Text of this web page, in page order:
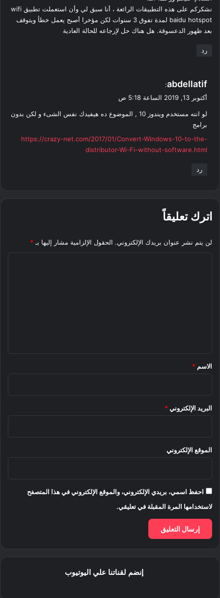
نشكركم على هذه التطبيقات الرائعة ، أنا سبق لي وأن استعملت تطبيق wifi
baidu hotspot لمدة تفوق 3 سنوات لكن مؤخرا أصبح يعمل خطأ ويتوقف
بعد ظهور الدعسوقة. هل هناك حل لإرجاعه للحالة العادية
رد
ي
ق
ل
abdellatif
:
أكتوبر 13, 2019 الساعة 5:18 ص
لو انته مستخدم ويندوز 10 , الموضوع ده هيفيدك نفس الشىء و لكن بدون
برامج
https://crazy-net.com/2017/01/Convert-Windows-10-to-the-
distributor-Wi-Fi-without-software.html
رد
اترك تعليقاً
لن يتم نشر عنوان بريدك الإلكتروني. الحقول الإلزامية مشار إليها بـ *
*
الاسم *
البريد الإلكتروني *
الموقع الإلكتروني
احفظ اسمي، بريدي الإلكتروني، والموقع الإلكتروني في هذا المتصفح
لاستخدامها المرة المقبلة في تعليقي.
إنضم لقناتنا علي اليوتيوب